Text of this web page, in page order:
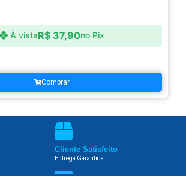
À vistaR$37,90no Pix
Comprar
Cliente Satisfeito
Entrega Garantida